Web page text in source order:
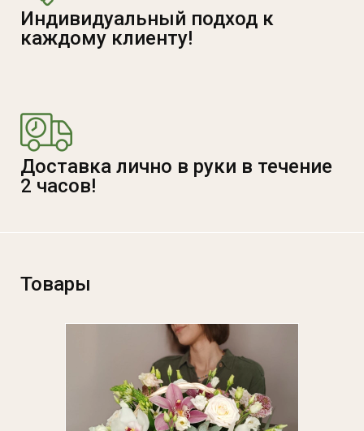
Индивидуальный подход к
каждому клиенту!
Доставка лично в руки в течение
2 часов!
Товары